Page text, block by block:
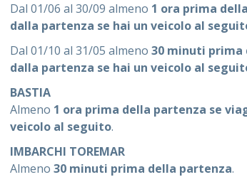
Dal 01/06 al 30/09 almeno 1 ora prima
dalla partenza se hai un veicolo al
Dal 01/10 al 31/05 almeno 30 minuti prima
dalla partenza se hai un veicolo al
BASTIA
Almeno 1 ora prima della partenza se
veicolo al seguito.
IMBARCHI TOREMAR
Almeno 30 minuti prima della partenza.